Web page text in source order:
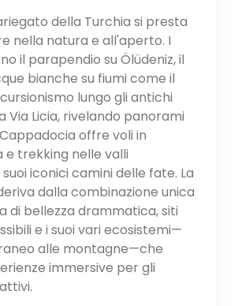
della Turchia si presta
nella natura e all'aperto. I
il parapendio su Ölüdeniz, il
bianche su fiumi come il
lungo gli antichi
Via Licia, rivelando panorami
offre voli in
e trekking nelle valli
iconici camini delle fate. La
dalla combinazione unica
di bellezza drammatica, siti
e i suoi vari ecosistemi—
alle montagne—che
immersive per gli